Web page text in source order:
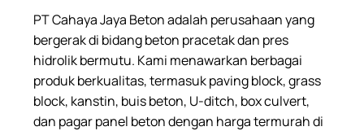
PT Cahaya Jaya Beton adalah perusahaan yang
bergerak di bidang beton pracetak dan pres
hidrolik bermutu. Kami menawarkan berbagai
produk berkualitas, termasuk paving block, grass
block, kanstin, buis beton, U-ditch, box culvert,
dan pagar panel beton dengan harga termurah di